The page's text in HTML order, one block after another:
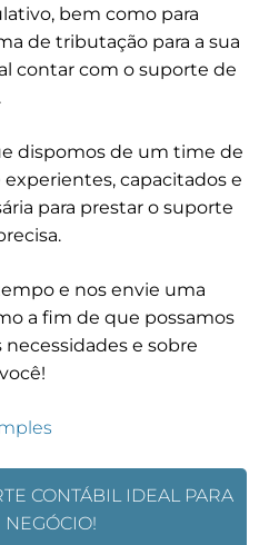
bem como para
de tributação para a sua
contar com o suporte de
dispomos de um time de
capacitados e
para prestar o suporte
e nos envie uma
a fim de que possamos
necessidades e sobre
CONTÁBIL IDEAL PARA
NEGÓCIO!